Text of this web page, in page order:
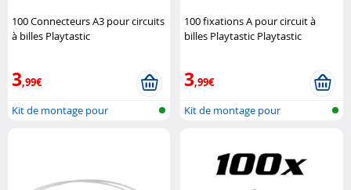
100 Connecteurs A3 pour circuits
à billes Playtastic
3,99€
Kit de montage pour
100 fixations A pour circuit à
billes Playtastic Playtastic
3,99€
Kit de montage pour